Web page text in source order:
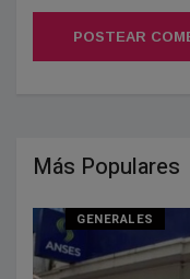
POSTEAR
Más Populares
GENERALES